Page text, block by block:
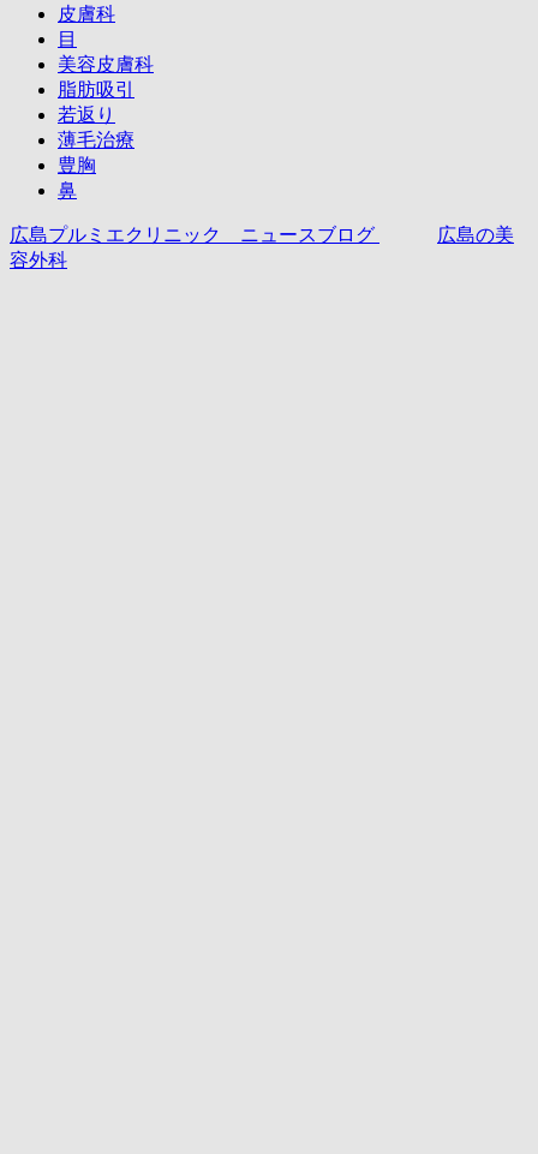
皮膚科
目
美容皮膚科
脂肪吸引
若返り
薄毛治療
豊胸
鼻
広島プルミエクリニック ニュースブログ
広島の美
容外科